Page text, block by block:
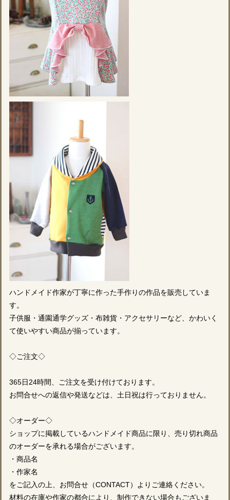
ハンドメイド作家が丁寧に作った手作りの作品を販売していま
す。
子供服・通園通学グッズ・布雑貨・アクセサリーなど、かわいく
て使いやすい商品が揃っています。
◇ご注文◇
365日24時間、ご注文を受け付けております。
お問合せへの返信や発送などは、土日祝は行っておりません。
◇オーダー◇
ショップに掲載しているハンドメイド商品に限り、売り切れ商品
のオーダーを承れる場合がございます。
・商品名
・作家名
をご記入の上、お問合せ（CONTACT）よりご連絡ください。
材料の在庫や作家の都合により、制作できない場合もございま